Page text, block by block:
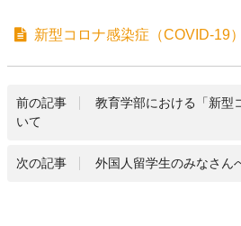
新型コロナ感染症（COVID-19
前の記事
教育学部における「新型
いて
次の記事 外国人留学生のみなさん